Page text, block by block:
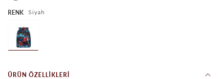
RENK Siyah
ÜRÜN ÖZELLIKLERI